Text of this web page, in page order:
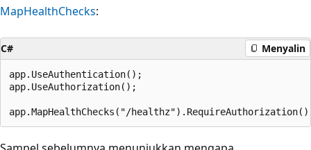
MapHealthChecks:
C# Menyalin
app.UseAuthentication();
app.UseAuthorization();